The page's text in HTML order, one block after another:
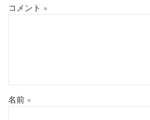
コメント ※
名前 ※